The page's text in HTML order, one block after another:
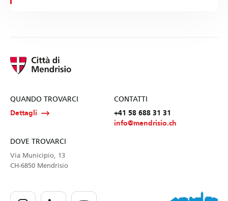
QUANDO TROVARCI
Dettagli
CONTATTI
+41 58 688 31 31
info@mendrisio.ch
DOVE TROVARCI
Via Municipio, 13
CH-6850 Mendrisio